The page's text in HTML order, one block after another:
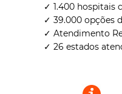
✓ 1.400 hospitais
✓ 39.000 opções
✓ Atendimento
✓ 26 estados